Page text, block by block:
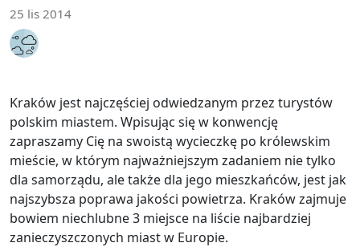
25 lis 2014
Kraków jest najczęściej odwiedzanym przez turystów
polskim miastem. Wpisując się w konwencję
zapraszamy Cię na swoistą wycieczkę po królewskim
mieście, w którym najważniejszym zadaniem nie tylko
dla samorządu, ale także dla jego mieszkańców, jest jak
najszybsza poprawa jakości powietrza. Kraków zajmuje
bowiem niechlubne 3 miejsce na liście najbardziej
zanieczyszczonych miast w Europie.